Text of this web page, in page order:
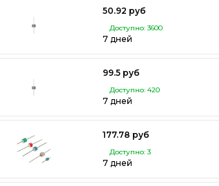
50.92 руб
Доступно: 3600
7 дней
99.5 руб
Доступно: 420
7 дней
177.78 руб
Доступно: 3
7 дней